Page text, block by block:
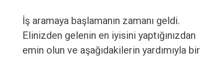
İş aramaya başlamanın zamanı geldi.
Elinizden gelenin en iyisini yaptığınızdan
emin olun ve aşağıdakilerin yardımıyla bir